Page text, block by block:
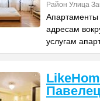
Район Улица
адресам
услугам